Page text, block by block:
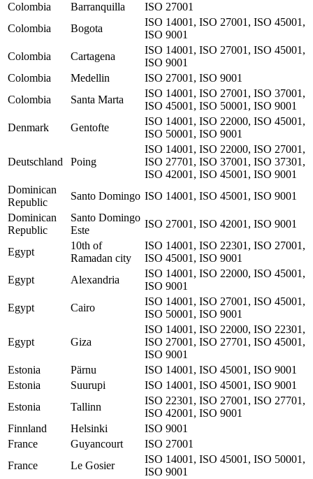
Colombia
Barranquilla
ISO 27001
Colombia
Bogota
ISO 14001, ISO 27001, ISO 45001,
ISO 9001
Colombia
Cartagena
ISO 14001, ISO 27001, ISO 45001,
ISO 9001
Colombia
Medellin
ISO 27001, ISO 9001
Colombia
Santa Marta
ISO 14001, ISO 27001, ISO 37001,
ISO 45001, ISO 50001, ISO 9001
Denmark
Gentofte
ISO 14001, ISO 22000, ISO 45001,
ISO 50001, ISO 9001
Deutschland Poing
ISO 14001, ISO 22000, ISO 27001,
ISO 27701, ISO 37001, ISO 37301,
ISO 42001, ISO 45001, ISO 9001
Dominican
Republic
Santo Domingo ISO 14001, ISO 45001, ISO 9001
Dominican
Republic
Santo Domingo
Este
ISO 27001, ISO 42001, ISO 9001
Egypt
10th of
Ramadan city
ISO 14001, ISO 22301, ISO 27001,
ISO 45001, ISO 9001
Egypt
Alexandria
ISO 14001, ISO 22000, ISO 45001,
ISO 9001
Egypt
Cairo
ISO 14001, ISO 27001, ISO 45001,
ISO 50001, ISO 9001
Egypt Giza
ISO 14001, ISO 22000, ISO 22301,
ISO 27001, ISO 27701, ISO 45001,
ISO 9001
Estonia
Pärnu
ISO 14001, ISO 45001, ISO 9001
Estonia
Suurupi
ISO 14001, ISO 45001, ISO 9001
Estonia
Tallinn
ISO 22301, ISO 27001, ISO 27701,
ISO 42001, ISO 9001
Finnland
Helsinki
ISO 9001
France
Guyancourt
ISO 27001
France
Le Gosier
ISO 14001, ISO 45001, ISO 50001,
ISO 9001